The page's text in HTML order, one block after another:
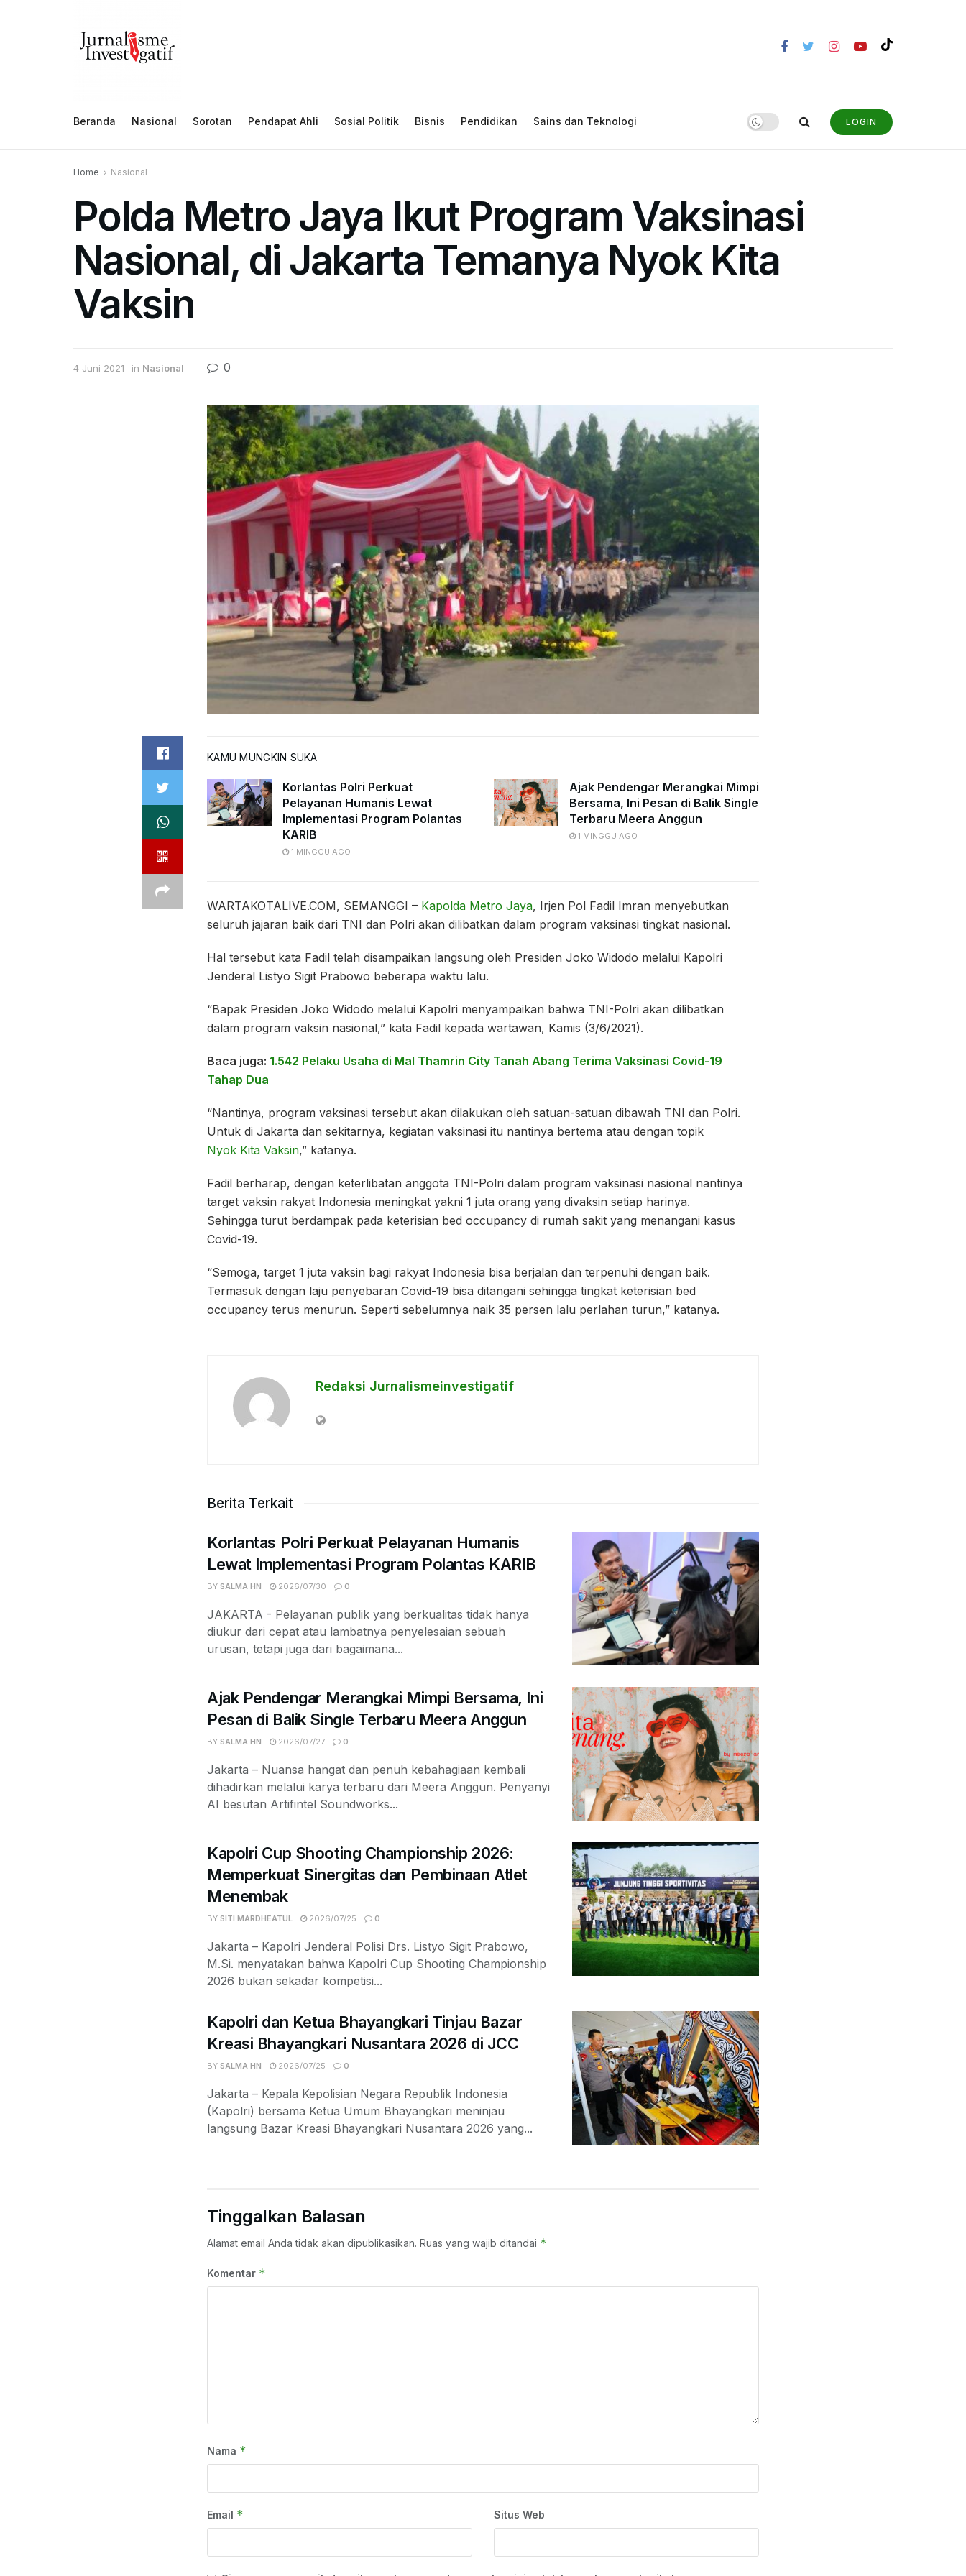
Beranda Nasional Sorotan Pendapat Ahli Sosial Politik Bisnis Pendidikan Sains dan Teknologi LOGIN
Home Nasional
Polda Metro Jaya Ikut Program Vaksinasi
Nasional, di Jakarta Temanya Nyok Kita
Vaksin
4 Juni 2021 in Nasional 0
KAMU MUNGKIN SUKA
Korlantas Polri Perkuat
Pelayanan Humanis Lewat
Implementasi Program Polantas
KARIB
1 MINGGU AGO
Ajak Pendengar Merangkai Mimpi
Bersama, Ini Pesan di Balik Single
Terbaru Meera Anggun
1 MINGGU AGO
WARTAKOTALIVE.COM, SEMANGGI – Kapolda Metro Jaya, Irjen Pol Fadil Imran menyebutkan
seluruh jajaran baik dari TNI dan Polri akan dilibatkan dalam program vaksinasi tingkat nasional.
Hal tersebut kata Fadil telah disampaikan langsung oleh Presiden Joko Widodo melalui Kapolri
Jenderal Listyo Sigit Prabowo beberapa waktu lalu.
“Bapak Presiden Joko Widodo melalui Kapolri menyampaikan bahwa TNI-Polri akan dilibatkan
dalam program vaksin nasional,” kata Fadil kepada wartawan, Kamis (3/6/2021).
Baca juga: 1.542 Pelaku Usaha di Mal Thamrin City Tanah Abang Terima Vaksinasi Covid-19
Tahap Dua
“Nantinya, program vaksinasi tersebut akan dilakukan oleh satuan-satuan dibawah TNI dan Polri.
Untuk di Jakarta dan sekitarnya, kegiatan vaksinasi itu nantinya bertema atau dengan topik
Nyok Kita Vaksin,” katanya.
Fadil berharap, dengan keterlibatan anggota TNI-Polri dalam program vaksinasi nasional nantinya
target vaksin rakyat Indonesia meningkat yakni 1 juta orang yang divaksin setiap harinya.
Sehingga turut berdampak pada keterisian bed occupancy di rumah sakit yang menangani kasus
Covid-19.
“Semoga, target 1 juta vaksin bagi rakyat Indonesia bisa berjalan dan terpenuhi dengan baik.
Termasuk dengan laju penyebaran Covid-19 bisa ditangani sehingga tingkat keterisian bed
occupancy terus menurun. Seperti sebelumnya naik 35 persen lalu perlahan turun,” katanya.
Redaksi Jurnalismeinvestigatif
Berita Terkait
Korlantas Polri Perkuat Pelayanan Humanis
Lewat Implementasi Program Polantas KARIB
BY SALMA HN 2026/07/30 0
JAKARTA - Pelayanan publik yang berkualitas tidak hanya
diukur dari cepat atau lambatnya penyelesaian sebuah
urusan, tetapi juga dari bagaimana...
Ajak Pendengar Merangkai Mimpi Bersama, Ini
Pesan di Balik Single Terbaru Meera Anggun
BY SALMA HN 2026/07/27 0
Jakarta – Nuansa hangat dan penuh kebahagiaan kembali
dihadirkan melalui karya terbaru dari Meera Anggun. Penyanyi
AI besutan Artifintel Soundworks...
Kapolri Cup Shooting Championship 2026:
Memperkuat Sinergitas dan Pembinaan Atlet
Menembak
BY SITI MARDHEATUL 2026/07/25 0
Jakarta – Kapolri Jenderal Polisi Drs. Listyo Sigit Prabowo,
M.Si. menyatakan bahwa Kapolri Cup Shooting Championship
2026 bukan sekadar kompetisi...
Kapolri dan Ketua Bhayangkari Tinjau Bazar
Kreasi Bhayangkari Nusantara 2026 di JCC
BY SALMA HN 2026/07/25 0
Jakarta – Kepala Kepolisian Negara Republik Indonesia
(Kapolri) bersama Ketua Umum Bhayangkari meninjau
langsung Bazar Kreasi Bhayangkari Nusantara 2026 yang...
Tinggalkan Balasan
Alamat email Anda tidak akan dipublikasikan. Ruas yang wajib ditandai *
Komentar *
Nama *
Email * Situs Web